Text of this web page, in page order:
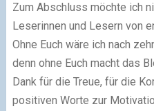
Zum Abschluss möchte ich
Leserinnen und Lesern von
Ohne Euch wäre ich nach
denn ohne Euch macht das
Dank für die Treue, für die
positiven Worte zur